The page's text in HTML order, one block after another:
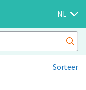
NL
Sorteer